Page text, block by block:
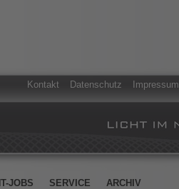
Kontakt Datenschutz Impressum
JOBS SERVICE ARCHIV